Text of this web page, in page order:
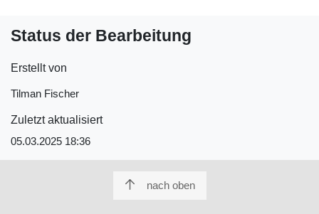
Status der Bearbeitung
Erstellt von
Tilman Fischer
Zuletzt aktualisiert
05.03.2025 18:36
nach oben